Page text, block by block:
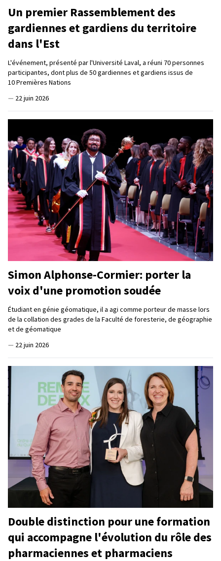
Un premier Rassemblement des
gardiennes et gardiens du territoire
dans l'Est
L'événement, présenté par l'Université Laval, a réuni 70 personnes
participantes, dont plus de 50 gardiennes et gardiens issus de
10 Premières Nations
— 22 juin 2026
Simon Alphonse-Cormier: porter la
voix d'une promotion soudée
Étudiant en génie géomatique, il a agi comme porteur de masse lors
de la collation des grades de la Faculté de foresterie, de géographie
et de géomatique
— 22 juin 2026
Double distinction pour une formation
qui accompagne l'évolution du rôle des
pharmaciennes et pharmaciens